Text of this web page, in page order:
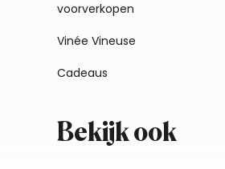
voorverkopen
Vinée Vineuse
Cadeaus
Bekijk ook